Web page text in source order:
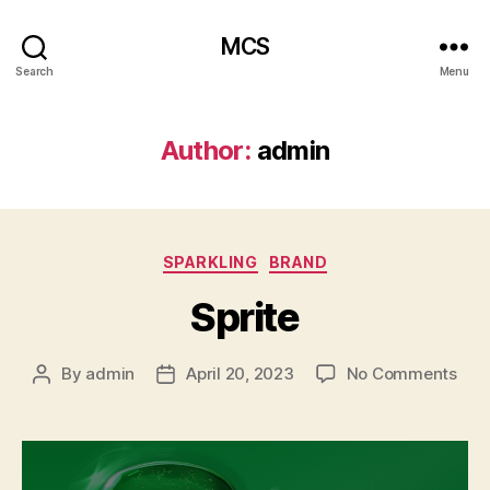
Search
MCS
Menu
Author: admin
Categories
SPARKLING BRAND
Sprite
Post
By admin
PostApril 20, 2023 No Commentson